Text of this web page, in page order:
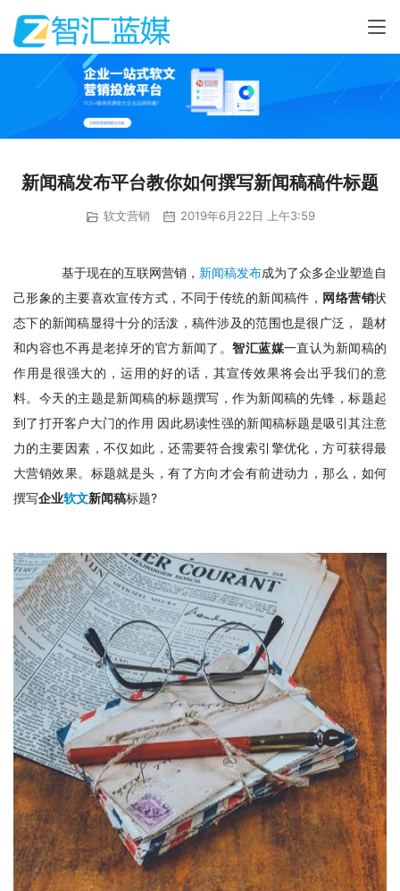
新闻稿发布平台教你如何撰写新闻稿稿件标题
软文营销 2019年6月22日 上午3:59
基于现在的互联网营销， 新闻稿发布成为了众多企业塑造自
己形象的主要喜欢宣传方式，不同于传统的新闻稿件， 网络营销状
态下的新闻稿显得十分的活泼，稿件涉及的范围也是很广泛， 题材
和内容也不再是老掉牙的官方新闻了。智汇蓝媒一直认为新闻稿的
作用是很强大的，运用的好的话，其宣传效果将会出乎我们的意
料。今天的主题是新闻稿的标题撰写，作为新闻稿的先锋，标题起
到了打开客户大门的作用 因此易读性强的新闻稿标题是吸引其注意
力的主要因素，不仅如此，还需要符合搜索引擎优化，方可获得最
大营销效果。标题就是头，有了方向才会有前进动力，那么，如何
撰写企业软文新闻稿标题?